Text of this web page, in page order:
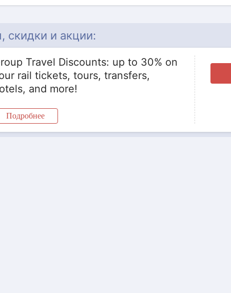
и акции:
Travel Discounts: up to 30% on
rail tickets, tours, transfers,
and more!
Подробнее